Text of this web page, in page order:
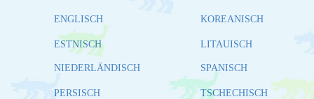
ENGLISCH
ESTNISCH
KOREANISCH
LITAUISCH
NIEDERLÄNDISCH
PERSISCH
SPANISCH
TSCHECHISCH